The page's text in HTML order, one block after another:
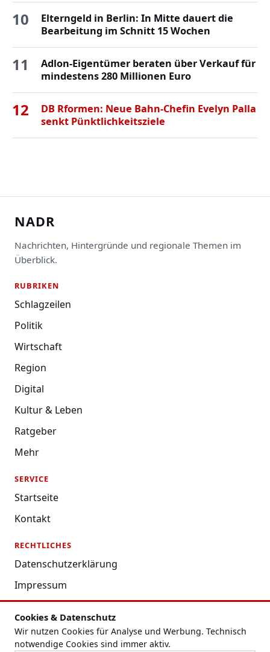
Cookies & Datenschutz
Wir nutzen Cookies für Analyse und Werbung. Technisch
notwendige Cookies sind immer aktiv.
10
Elterngeld in Berlin: In Mitte dauert die
Bearbeitung im Schnitt 15 Wochen
11
Adlon-Eigentümer beraten über Verkauf für
mindestens 280 Millionen Euro
12
DB Rformen: Neue Bahn-Chefin Evelyn Palla
senkt Pünktlichkeitsziele
NADR
Nachrichten, Hintergründe und regionale Themen im
Überblick.
RUBRIKEN
Schlagzeilen
Politik
Wirtschaft
Region
Digital
Kultur & Leben
Ratgeber
Mehr
SERVICE
Startseite
Kontakt
RECHTLICHES
Datenschutzerklärung
Impressum
Nutzungsbedingungen
Redaktion
Cookie-Einstellungen